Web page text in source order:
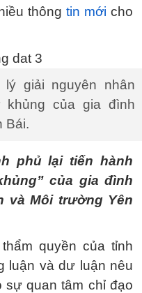
thôngtin mới cho
giải nguyên nhân
khủng của gia đình
Bái.
phủ lại tiến hành
của gia đình
và Môi trường Yên
quyền của tỉnh
luận và dư luận nêu
sự quan tâm chỉ đạo